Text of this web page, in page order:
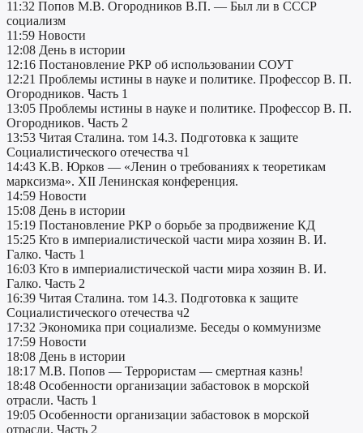
11:32 Попов М.В. Огородников В.П. — Был ли в СССР
социализм
11:59 Новости
12:08 День в истории
12:16 Постановление РКР об использовании СОУТ
12:21 Проблемы истины в науке и политике. Профессор В. П.
Огородников. Часть 1
13:05 Проблемы истины в науке и политике. Профессор В. П.
Огородников. Часть 2
13:53 Читая Сталина. том 14.3. Подготовка к защите
Социалистического отечества ч1
14:43 К.В. Юрков — «Ленин о требованиях к теоретикам
марксизма». XII Ленинская конференция.
14:59 Новости
15:08 День в истории
15:19 Постановление РКР о борьбе за продвижение КД
15:25 Кто в империалистической части мира хозяин В. И.
Галко. Часть 1
16:03 Кто в империалистической части мира хозяин В. И.
Галко. Часть 2
16:39 Читая Сталина. том 14.3. Подготовка к защите
Социалистического отечества ч2
17:32 Экономика при социализме. Беседы о коммунизме
17:59 Новости
18:08 День в истории
18:17 М.В. Попов — Террористам — смертная казнь!
18:48 Особенности организации забастовок в морской
отрасли. Часть 1
19:05 Особенности организации забастовок в морской
отрасли. Часть 2